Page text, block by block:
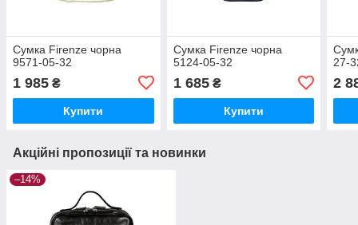
Сумка Firenze чорна
9571-05-32
1 985 ₴
Купити
Сумка Firenze чорна
5124-05-32
1 685₴
Купити
27-
2
Акційні пропозиції та новинки
–14%